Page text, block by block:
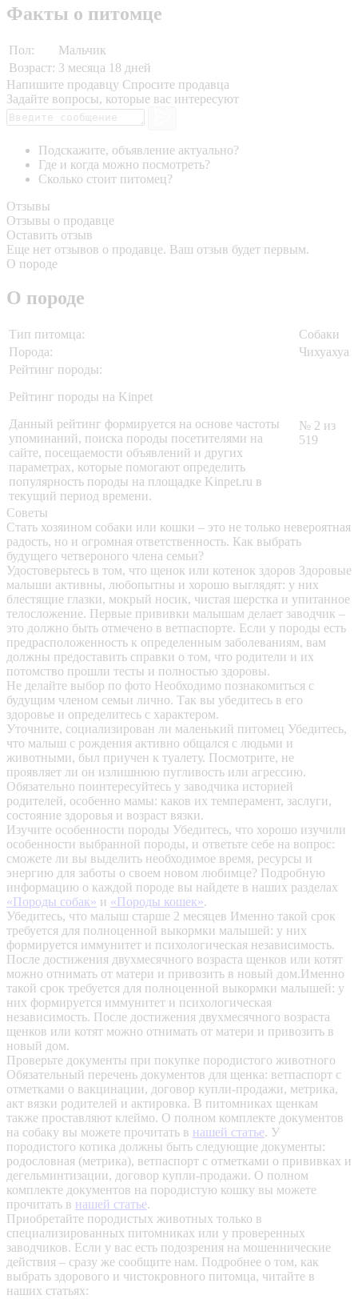
Факты о питомце
Пол:
Мальчик
Возраст: 3 месяца 18 дней
Напишите продавцу Спросите продавца
Задайте вопросы, которые вас интересуют
Подскажите, объявление актуально?
Где и когда можно посмотреть?
Сколько стоит питомец?
Отзывы
Отзывы о продавце
Оставить отзыв
Еще нет отзывов о продавце. Ваш отзыв будет первым.
О породе
О породе
Тип питомца:
Собаки
Порода:
Чихуахуа
Рейтинг породы:
Рейтинг породы на Kinpet
Данный рейтинг формируется на основе частоты
упоминаний, поиска породы посетителями на
сайте, посещаемости объявлений и других
параметрах, которые помогают определить
популярность породы на площадке Kinpet.ru в
текущий период времени.
№ 2 из
519
Советы
Стать хозяином собаки или кошки – это не только невероятная
радость, но и огромная ответственность. Как выбрать
будущего четвероного члена семьи?
Удостоверьтесь в том, что щенок или котенок здоров Здоровые
малыши активны, любопытны и хорошо выглядят: у них
блестящие глазки, мокрый носик, чистая шерстка и упитанное
телосложение. Первые прививки малышам делает заводчик –
это должно быть отмечено в ветпаспорте. Если у породы есть
предрасположенность к определенным заболеваниям, вам
должны предоставить справки о том, что родители и их
потомство прошли тесты и полностью здоровы.
Не делайте выбор по фото Необходимо познакомиться с
будущим членом семьи лично. Так вы убедитесь в его
здоровье и определитесь с характером.
Уточните, социализирован ли маленький питомец Убедитесь,
что малыш с рождения активно общался с людьми и
животными, был приучен к туалету. Посмотрите, не
проявляет ли он излишнюю пугливость или агрессию.
Обязательно поинтересуйтесь у заводчика историей
родителей, особенно мамы: каков их темперамент, заслуги,
состояние здоровья и возраст вязки.
Изучите особенности породы Убедитесь, что хорошо изучили
особенности выбранной породы, и ответьте себе на вопрос:
сможете ли вы выделить необходимое время, ресурсы и
энергию для заботы о своем новом любимце? Подробную
информацию о каждой породе вы найдете в наших разделах
«Породы собак» и «Породы кошек».
Убедитесь, что малыш старше 2 месяцев Именно такой срок
требуется для полноценной выкормки малышей: у них
формируется иммунитет и психологическая независимость.
После достижения двухмесячного возраста щенков или котят
можно отнимать от матери и привозить в новый дом.Именно
такой срок требуется для полноценной выкормки малышей: у
них формируется иммунитет и психологическая
независимость. После достижения двухмесячного возраста
щенков или котят можно отнимать от матери и привозить в
новый дом.
Проверьте документы при покупке породистого животного
Обязательный перечень документов для щенка: ветпаспорт с
отметками о вакцинации, договор купли-продажи, метрика,
акт вязки родителей и актировка. В питомниках щенкам
также проставляют клеймо. О полном комплекте документов
на собаку вы можете прочитать в нашей статье. У
породистого котика должны быть следующие документы:
родословная (метрика), ветпаспорт с отметками о прививках и
дегельминтизации, договор купли-продажи. О полном
комплекте документов на породистую кошку вы можете
прочитать в нашей статье.
Приобретайте породистых животных только в
специализированных питомниках или у проверенных
заводчиков. Если у вас есть подозрения на мошеннические
действия – сразу же сообщите нам. Подробнее о том, как
выбрать здорового и чистокровного питомца, читайте в
наших статьях: